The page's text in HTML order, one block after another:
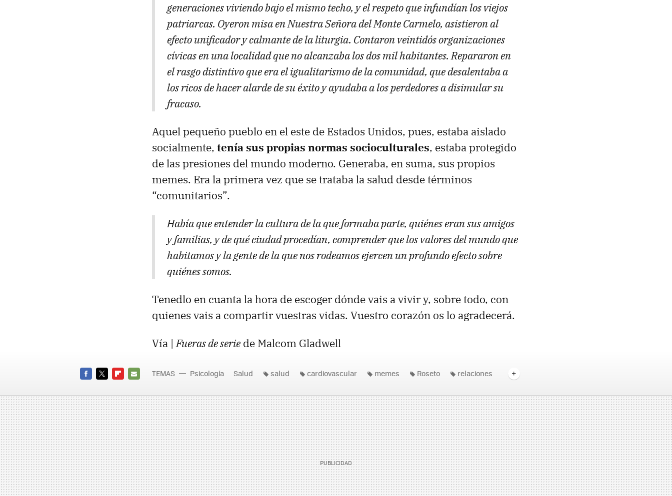
generaciones viviendo bajo el mismo techo, y el respeto que infundían los viejos
patriarcas. Oyeron misa en Nuestra Señora del Monte Carmelo, asistieron al
efecto unificador y calmante de la liturgia. Contaron veintidós organizaciones
cívicas en una localidad que no alcanzaba los dos mil habitantes. Repararon en
el rasgo distintivo que era el igualitarismo de la comunidad, que desalentaba a
los ricos de hacer alarde de su éxito y ayudaba a los perdedores a disimular su
fracaso.
Aquel pequeño pueblo en el este de Estados Unidos, pues, estaba aislado
socialmente, tenía sus propias normas socioculturales, estaba protegido
de las presiones del mundo moderno. Generaba, en suma, sus propios
memes. Era la primera vez que se trataba la salud desde términos
“comunitarios”.
Había que entender la cultura de la que formaba parte, quiénes eran sus amigos
y familias, y de qué ciudad procedían, comprender que los valores del mundo que
habitamos y la gente de la que nos rodeamos ejercen un profundo efecto sobre
quiénes somos.
Tenedlo en cuanta la hora de escoger dónde vais a vivir y, sobre todo, con
quienes vais a compartir vuestras vidas. Vuestro corazón os lo agradecerá.
Vía |Fueras de serie de Malcom Gladwell
MAIL
TEMAS Psicología Salud salud cardiovascular memes Roseto
relaciones